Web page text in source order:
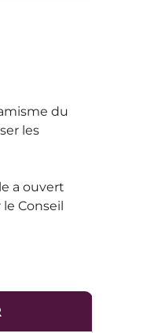
du
les
a ouvert
Conseil